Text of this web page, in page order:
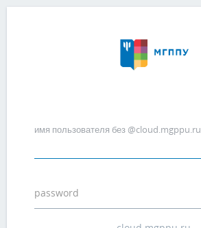
имя пользователя без @cloud.mgppu.ru
password